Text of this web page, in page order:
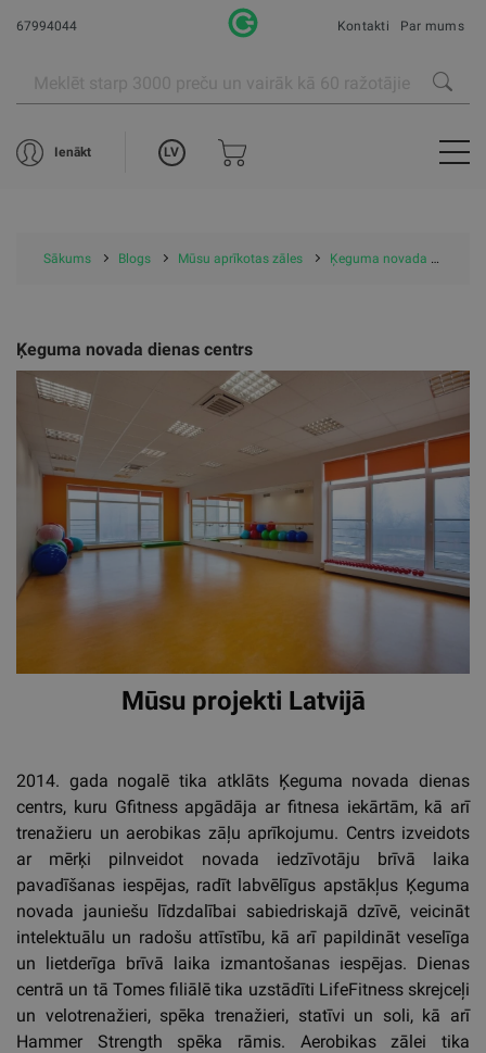
67994044 Kontakti Par mums
Ienākt LV
Sākums Blogs Mūsu aprīkotas zāles Ķeguma novada dienas centrs
Ķeguma novada dienas centrs
Mūsu projekti Latvijā
2014. gada nogalē tika atklāts Ķeguma novada dienas
centrs, kuru Gfitness apgādāja ar fitnesa iekārtām, kā arī
trenažieru un aerobikas zāļu aprīkojumu. Centrs izveidots
ar mērķi pilnveidot novada iedzīvotāju brīvā laika
pavadīšanas iespējas, radīt labvēlīgus apstākļus Ķeguma
novada jauniešu līdzdalībai sabiedriskajā dzīvē, veicināt
intelektuālu un radošu attīstību, kā arī papildināt veselīga
un lietderīga brīvā laika izmantošanas iespējas. Dienas
centrā un tā Tomes filiālē tika uzstādīti LifeFitness skrejceļi
un velotrenažieri, spēka trenažieri, statīvi un soli, kā arī
Hammer Strength spēka rāmis. Aerobikas zālei tika